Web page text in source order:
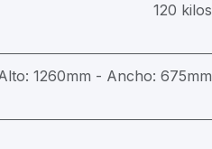
120 kilos
1260mm - Ancho: 675mm